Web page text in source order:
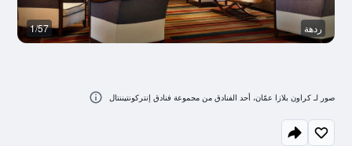
ردهة 1/57
صور لـ كراون بلازا عمّان، أحد الفنادق من مجموعة فنادق إنتركونتيننتال